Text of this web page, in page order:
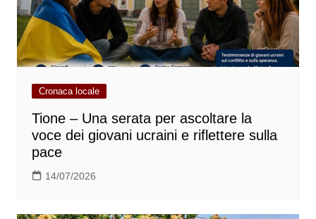
Cronaca locale
Tione – Una serata per ascoltare la
voce dei giovani ucraini e riflettere sulla
pace
14/07/2026